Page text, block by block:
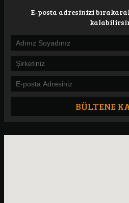
E-posta adresinizi